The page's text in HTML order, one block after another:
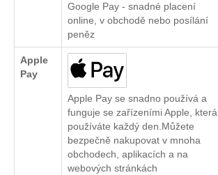
Google Pay - snadné placení
online, v obchodě nebo posílání
peněz
Apple
Pay
Apple Pay se snadno používá a
funguje se zařízeními Apple, která
používáte každý den.Můžete
bezpečně nakupovat v mnoha
obchodech, aplikacích a na
webových stránkách